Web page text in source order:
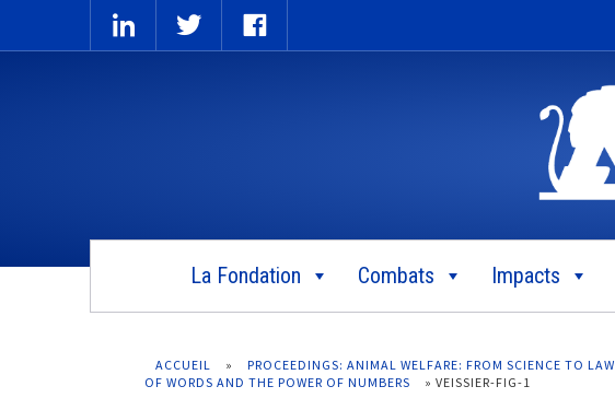
La Fondation Combats Impacts
ACCUEIL » PROCEEDINGS: ANIMAL WELFARE: FROM SCIENCE TO LAW
OF WORDS AND THE POWER OF NUMBERS
» VEISSIER-FIG-1